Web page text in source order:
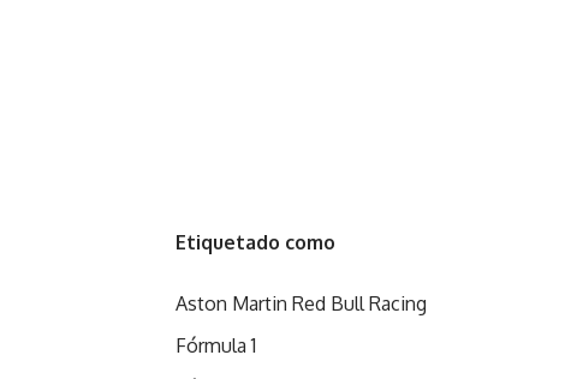
Etiquetado como
Aston Martin Red Bull Racing
Fórmula 1